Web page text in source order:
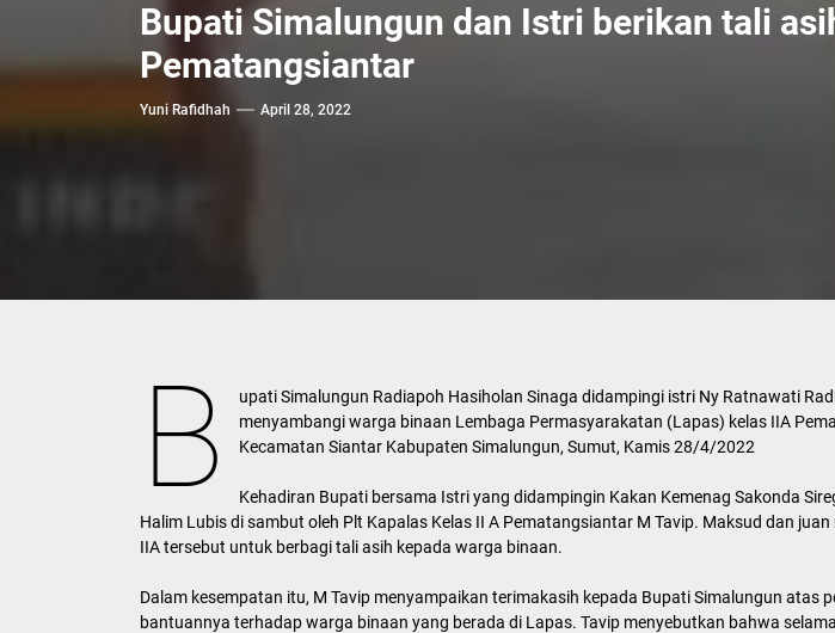
Bupati Simalungun dan Istri berikan tali
Pematangsiantar
Yuni Rafidhah April 28, 2022
B
upati Simalungun Radiapoh Hasiholan Sinaga didampingi istri Ny Ratnawati
menyambangi warga binaan Lembaga Permasyarakatan (Lapas) kelas IIA
Kecamatan Siantar Kabupaten Simalungun, Sumut, Kamis 28/4/2022
Kehadiran Bupati bersama Istri yang didampingin Kakan Kemenag Sakonda
Halim Lubis di sambut oleh Plt Kapalas Kelas II A Pematangsiantar M Tavip. Maksud dan
IIA tersebut untuk berbagi tali asih kepada warga binaan.
Dalam kesempatan itu, M Tavip menyampaikan terimakasih kepada Bupati Simalungun atas
bantuannya terhadap warga binaan yang berada di Lapas. Tavip menyebutkan bahwa